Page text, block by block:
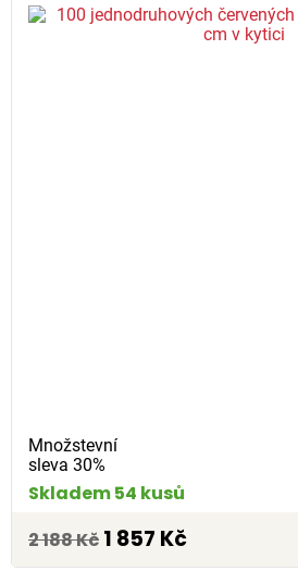
Množstevní
sleva 30%
Skladem 54 kusů
2 188 Kč 1 857 Kč